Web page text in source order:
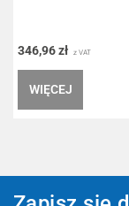
346,96 zł z VAT
WIĘCEJ